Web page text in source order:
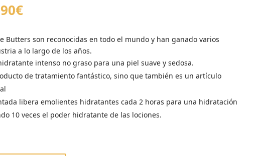
€El
es:
12,90€.
Butters son reconocidas en todo el mundo y han ganado varios
a lo largo de los años.
intenso no graso para una piel suave y sedosa.
de tratamiento fantástico, sino que también es un artículo
libera emolientes hidratantes cada 2 horas para una hidratación
10 veces el poder hidratante de las lociones.